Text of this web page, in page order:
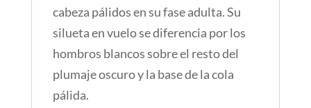
cabeza pálidos en su fase adulta.Su
silueta en vuelo se diferencia por los
hombros blancos sobre el resto del
plumaje oscuro y la base de la cola
pálida.